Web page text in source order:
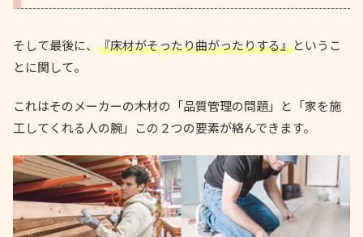
そして最後に、 『床材がそったり曲がったりする』というこ
とに関して。
これはそのメーカーの木材の「品質管理の問題」と「家を施
工してくれる人の腕」この２つの要素が絡んできます。